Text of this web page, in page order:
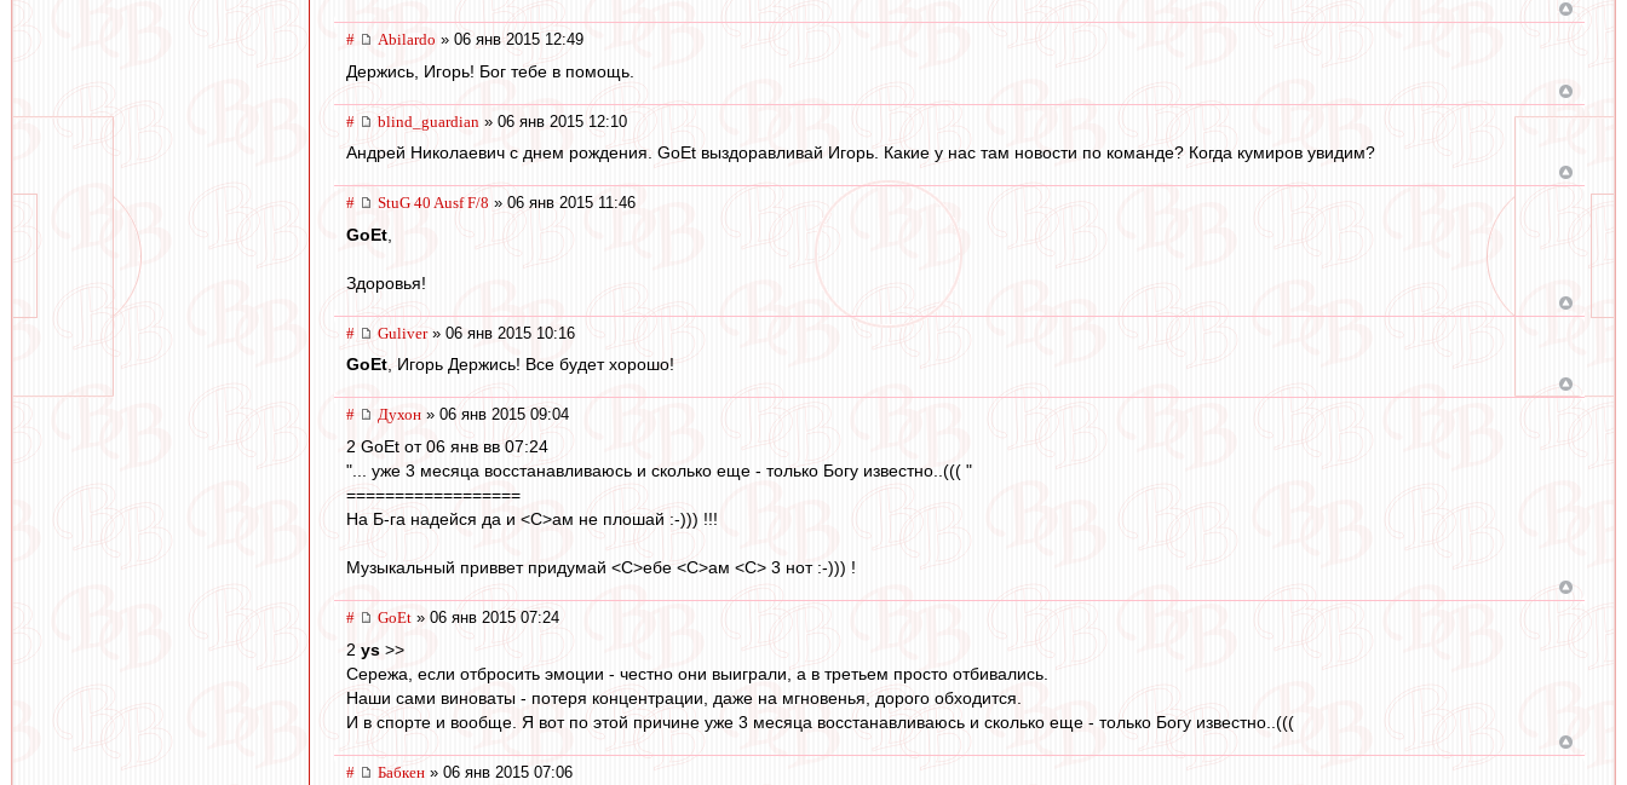
# Abilardo » 06 янв 2015 12:49
Держись, Игорь! Бог тебе в помощь.
# blind_guardian » 06 янв 2015 12:10
Андрей Николаевич с днем рождения. GoEt выздоравливай Игорь. Какие у нас там новости по команде? Когда кумиров увидим?
# StuG 40 Ausf F/8 » 06 янв 2015 11:46
GoEt
Здоровья!
# Guliver» 06 янв 2015 10:16
GoEt, Игорь Держись! Все будет хорошо!
# Духон » 06 янв 2015 09:04
2 GoEt от 06 янв вв 07:24
"... уже 3 месяца восстанавливаюсь и сколько еще - только Богу известно..((( "
==================
На Б-га надейся да и <C>ам не плошай :-))) !!!
Музыкальный приввет придумай <C>ебе <C>ам <C> 3 нот :-))) !
# GoEt » 06 янв 2015 07:24
2 ys >>
Сережа, если отбросить эмоции - честно они выиграли, а в третьем просто отбивались.
Наши сами виноваты - потеря концентрации, даже на мгновенья, дорого обходится.
И в спорте и вообще. Я вот по этой причине уже 3 месяца восстанавливаюсь и сколько еще - только Богу известно..(((
# Бабкен » 06 янв 2015 07:06